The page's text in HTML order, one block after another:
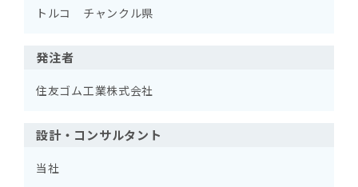
トルコ チャンクル県
発注者
住友ゴム工業株式会社
設計・コンサルタント
当社